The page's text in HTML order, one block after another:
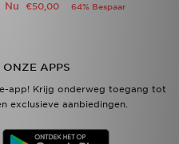
Nu €50,00 64% Bespaar
APPS
app! Krijg onderweg toegang tot
exclusieve aanbiedingen.